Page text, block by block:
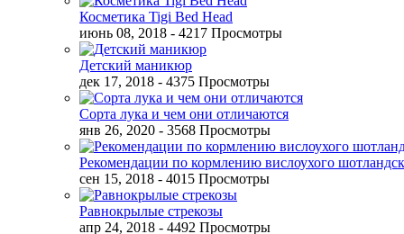
Косметика Tigi Bed Head
июнь 08, 2018 - 4217 Просмотры
Детский маникюр
дек 17, 2018 - 4375 Просмотры
Сорта лука и чем они отличаются
янв 26, 2020 - 3568 Просмотры
Рекомендации по кормлению вислоухого
сен 15, 2018 - 4015 Просмотры
Равнокрылые стрекозы
апр 24, 2018 - 4492 Просмотры